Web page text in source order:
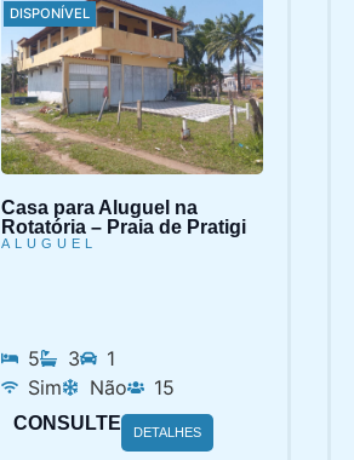
DISPONÍVEL
Casa para Aluguel na
Rotatória – Praia de Pratigi
ALUGUEL
5 3
1
Sim
Não 15
CONSULTE DETALHES